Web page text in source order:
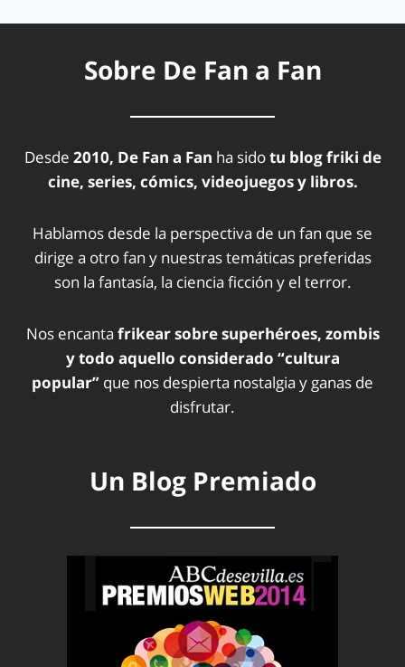
Sobre De Fan a Fan
Desde 2010, De Fan a Fan ha sidotu blog friki de
cine, series, cómics, videojuegos y libros.
Hablamos desde la perspectiva de un fan que se
dirige a otro fan y nuestras temáticas preferidas
son la fantasía, la ciencia ficción y el terror.
Nos encanta frikear sobre superhéroes, zombis
y todo aquello considerado “cultura
popular” que nos despierta nostalgia y ganas de
disfrutar.
Un Blog Premiado